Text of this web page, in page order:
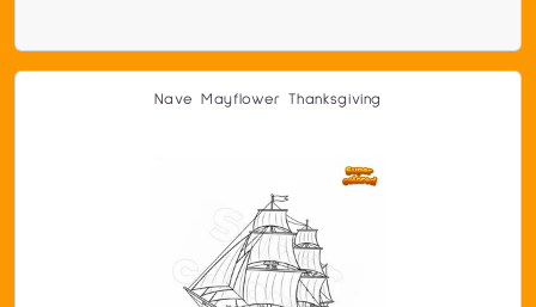
Nave Mayflower Thanksgiving